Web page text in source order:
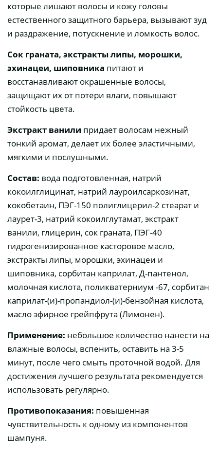
которые лишают волосы и кожу головы
естественного защитного барьера, вызывают зуд
и раздражение, потускнение и ломкость волос.
Сок граната, экстракты липы, морошки,
эхинацеи, шиповника питают и
восстанавливают окрашенные волосы,
защищают их от потери влаги, повышают
стойкость цвета.
Экстракт ванили придает волосам нежный
тонкий аромат, делает их более эластичными,
мягкими и послушными.
Состав: вода подготовленная, натрий
кокоилглицинат, натрий лауроилсаркозинат,
кокобетаин, ПЭГ-150 полиглицерил-2 стеарат и
лаурет-3, натрий кокоилглутамат, экстракт
ванили, глицерин, сок граната, ПЭГ-40
гидрогенизированное касторовое масло,
экстракты липы, морошки, эхинацеи и
шиповника, сорбитан каприлат, Д-пантенол,
молочная кислота, поликватерниум -67, сорбитан
каприлат-(и)-пропандиол-(и)-бензойная кислота,
масло эфирное грейпфрута (Лимонен).
Применение: небольшое количество нанести на
влажные волосы, вспенить, оставить на 3-5
минут, после чего смыть проточной водой. Для
достижения лучшего результата рекомендуется
использовать регулярно.
Противопоказания: повышенная
чувствительность к одному из компонентов
шампуня.